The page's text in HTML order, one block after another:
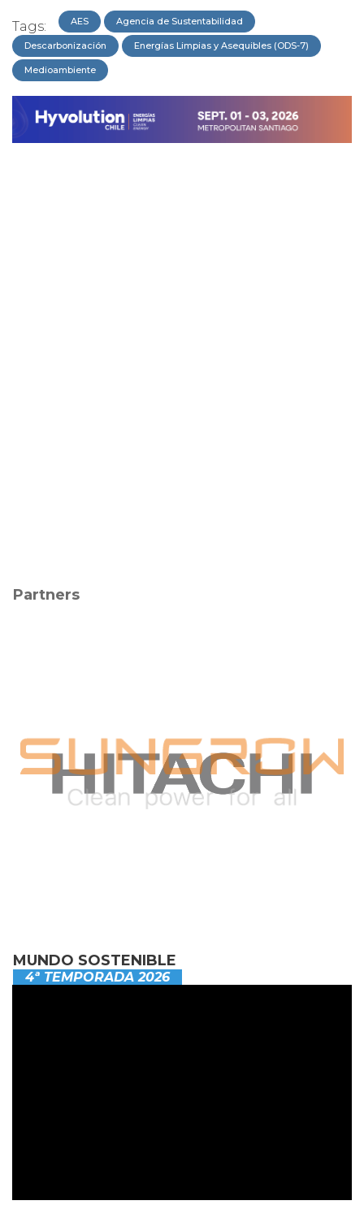
Tags: AES Agencia de Sustentabilidad
Descarbonización Energías Limpias y Asequibles (ODS-7)
Medioambiente
Partners
MUNDO SOSTENIBLE
4ª TEMPORADA 2026